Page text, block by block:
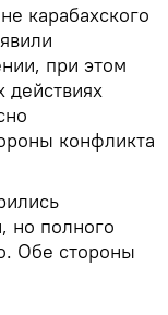
карабахского
при этом
действиях
конфликта
но полного
Обе стороны